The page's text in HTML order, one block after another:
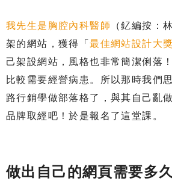
我先生是胸腔內科醫師
（釔編按：
架的網站，獲得「最佳網站設計大獎
己架設網站，風格也非常簡潔俐落
比較需要經營病患。所以那時我們
路行銷學做部落格了，與其自己亂
品牌取經吧！於是報名了這堂課。
做出自己的網頁需要多